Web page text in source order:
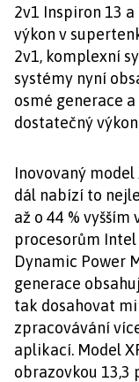
2v1 Inspiron 13
výkon v
2v1, komplexní
systémy nyní
osmé generace
dostatečný
Inovovaný
dál nabízí to
až o 44 %
procesorům Intel
Dynamic Power
generace
tak dosahovat
zpracovávání
aplikací. Model
obrazovkou 13,3